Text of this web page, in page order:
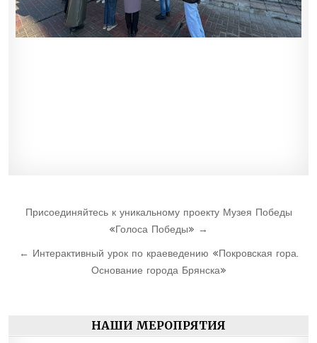
Навигация
записям
Присоединяйтесь к уникальному проекту Музея Победы
«Голоса Победы» →
← Интерактивный урок по краеведению «Покровская гора.
Основание города Брянска»
НАШИ МЕРОПРЯТИЯ